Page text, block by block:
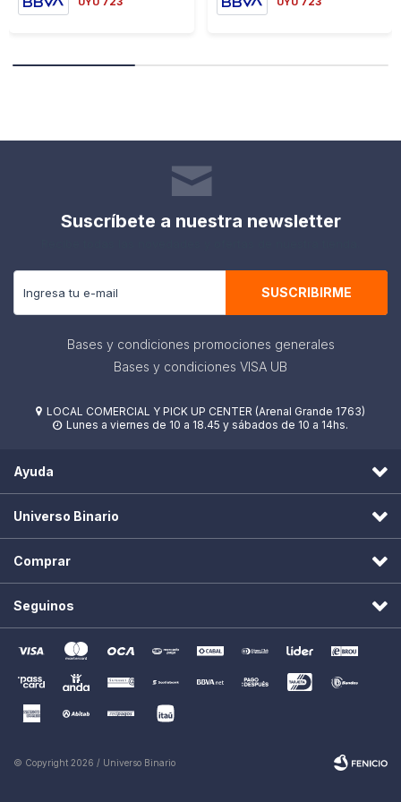
Suscríbete a nuestra newsletter
SUSCRIBIRME
Bases y condiciones promociones generales
Bases y condiciones VISA UB
 LOCAL COMERCIAL Y PICK UP CENTER (Arenal Grande 1763)
 Lunes a viernes de 10 a 18.45 y sábados de 10 a 14hs.
Ayuda
Universo Binario
Comprar
Seguinos
© Copyright 2026 / Universo Binario